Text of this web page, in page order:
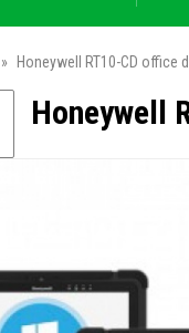
» Honeywell RT10-CD office
Honeywell